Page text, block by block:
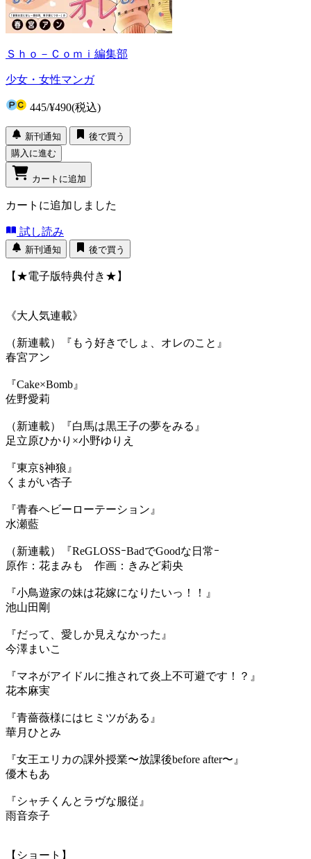
Ｓｈｏ－Ｃｏｍｉ編集部
少女・女性マンガ
445/¥490(税込)
新刊通知
後で買う
購入に進む
カートに追加
カートに追加しました
試し読み
新刊通知 後で買う
【★電子版特典付き★】
《大人気連載》
（新連載）『もう好きでしょ、オレのこと』
春宮アン
『Cake×Bomb』
佐野愛莉
（新連載）『白馬は黒王子の夢をみる』
足立原ひかり×小野ゆりえ
『東京§神狼』
くまがい杏子
『青春ヘビーローテーション』
水瀬藍
（新連載）『ReGLOSSｰBadでGoodな日常ｰ
原作：花まみも 作画：きみど莉央
『小鳥遊家の妹は花嫁になりたいっ！！』
池山田剛
『だって、愛しか見えなかった』
今澤まいこ
『マネがアイドルに推されて炎上不可避です！？』
花本麻実
『青薔薇様にはヒミツがある』
華月ひとみ
『女王エリカの課外授業〜放課後before after〜』
優木もあ
『シャチくんとラヴな服従』
雨音奈子
【ショート】